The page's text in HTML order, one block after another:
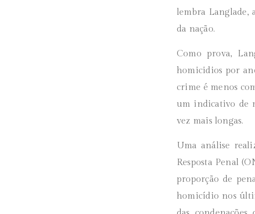
lembra Langlade,
da nação.
Como prova,
homicidios por
crime é menos
um indicativo de
vez mais longas.
Uma análise
Resposta Penal
proporção de
homicídio nos